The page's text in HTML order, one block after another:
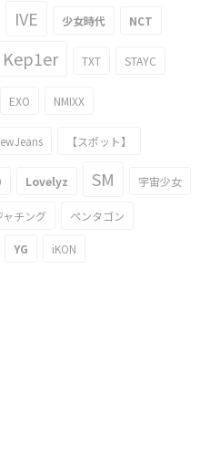
IVE 少女時代 NCT
Kep1er TXT STAYC
EXO NMIXX
【スポット】
Lovelyz SM 宇宙少女
ャチング ペンタゴン
YG iKON